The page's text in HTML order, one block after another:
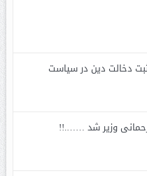
دخالت دین در سیاست
وزیر شد …….!!